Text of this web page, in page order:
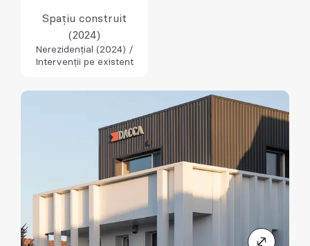
Spațiu construit
(2024)
Nerezidențial (2024) /
Intervenții pe existent